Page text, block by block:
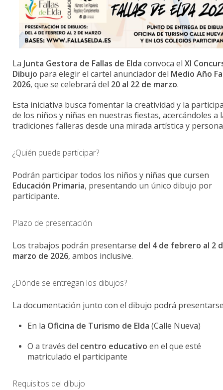
La Junta Gestora de Fallas de Elda convoca el XI
Dibujo para elegir el cartel anunciador del Medio Año
2026, que se celebrará del 20 al 22 de marzo.
Esta iniciativa busca fomentar la creatividad y la
de los niños y niñas en nuestras fiestas, acercándoles a
tradiciones falleras desde una mirada artística y
¿Quién puede participar?
Podrán participar todos los niños y niñas que cursen
Educación Primaria, presentando un único dibujo por
participante.
Plazo de presentación
Los trabajos podrán presentarse del 4 de febrero al 2
marzo de 2026, ambos inclusive.
¿Dónde se entregan los dibujos?
La documentación junto con el dibujo podrá
En la Oficina de Turismo de Elda (Calle Nueva)
O a través del centro educativo en el que esté
matriculado el participante
Requisitos del dibujo